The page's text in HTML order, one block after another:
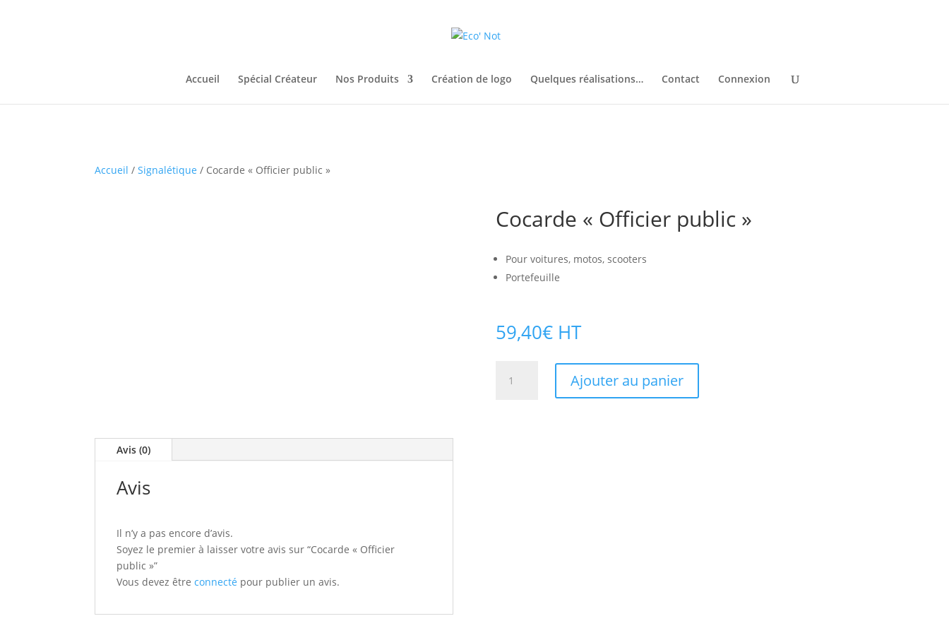
Accueil Spécial Créateur Nos Produits Création de logo Quelques réalisations… Contact Connexion
Accueil /Signalétique / Cocarde « Officier public »
Cocarde « Officier public »
Pour voitures, motos, scooters
Portefeuille
59,40€ HT
Ajouter au panier
Avis (0)
Avis
Il n’y a pas encore d’avis.
Soyez le premier à laisser votre avis sur “Cocarde « Officier
public »”
Vous devez êtreconnecté pour publier un avis.